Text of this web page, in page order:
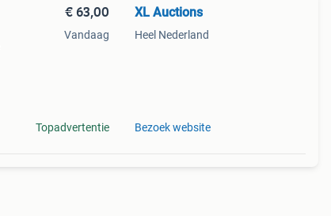
€ 63,00
Vandaag
Topadvertentie
XL Auctions
Heel Nederland
Bezoek website